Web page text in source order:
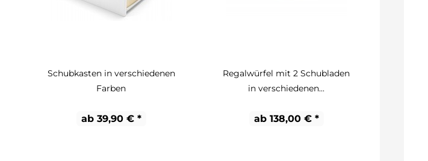
Schubkasten in verschiedenen
Farben
ab 39,90 € *
Regalwürfel mit 2 Schubladen
in verschiedenen...
ab 138,00 € *